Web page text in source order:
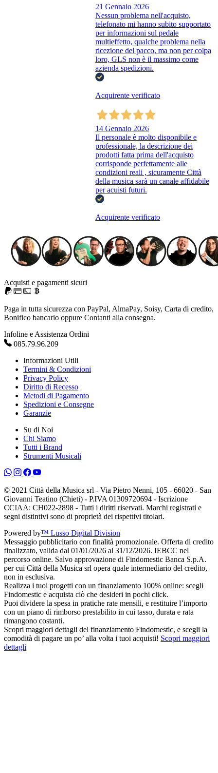
21 Gennaio 2026
Nessun problema nell'acquisto,
telefonato mi hanno subito supportato
per informazioni sul pedale
multieffetto, qualche problema nella
ricezione del pacco, ma non per colpa
loro, GLS non è il massimo come
azienda spedizioni.
Acquirente verificato
14 Gennaio 2026
Il personale è molto disponibile e
professionale, la descrizione dei
prodotti fatta prima dell'acquisto
corrisponde perfettamente alle
condizioni reali , sicuramente Città
della musica sarà un canale affidabile
per acuisti futuri.
Acquirente verificato
Acquisti e pagamenti sicuri
Paga in tutta sicurezza con PayPal, AlmaPay, Soisy, Carta di credito,
Bonifico bancario oppure Contanti alla consegna.
Infoline e Assistenza Ordini
085.79.96.209
Informazioni Utili
Termini & Condizioni
Privacy Policy
Diritto di Recesso
Metodi di Pagamento
Spedizioni e Consegne
Garanzie
Su di Noi
Chi Siamo
Tutti i Brand
Strumenti Musicali
© 2021 Città della Musica srl - Via Pietro Nenni, 105 - 66020 - San
Giovanni Teatino (Chieti) - P.IVA 01309720694 - Iscrizione
CCIAA: CH022-2898 - Tutti i diritti riservati. Marchi registrati e
segni distintivi sono di proprietà dei rispettivi titolari.
Powered by™ Lusso Digital Division
Messaggio pubblicitario con finalità promozionale. Offerta di credito
finalizzato, valida dal 01/01/2026 al 31/12/2026. IEBCC nel
percorso online. Salvo approvazione di Findomestic Banca S.p.A.
per cui Città della Musica srl opera quale intermediario del credito,
non in esclusiva.
Realizza i tuoi progetti con un finanziamento 100% online: scegli
Findomestic e acquista ciò che desideri in pochi click.
Puoi dividere la spesa in pratiche rate mensili, e restituire l’importo
con un piano di rimborso prestabilito in cui tasso, durata e rata
rimangono costanti.
Scopri maggiori dettagli del finanziamento Findomestic, e scegli la
comodità di pagare un po’ alla volta i tuoi acquisti! Scopri maggiori
dettagli